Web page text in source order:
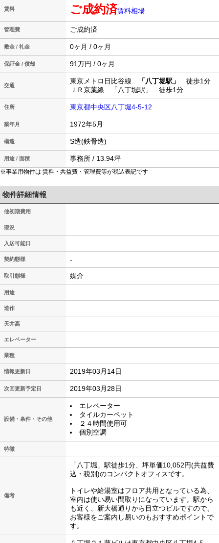
賃料 ご成約済賃料相場
管理費 ご成約済
敷金 / 礼金 0ヶ月 / 0ヶ月
保証金 / 償却 91万円 / 0ヶ月
交通
東京メトロ日比谷線 「八丁堀駅」
徒歩1分
ＪＲ京葉線 「八丁堀駅」 徒歩1分
住所 東京都中央区八丁堀4-5-12
築年月 1972年5月
構造 S造(鉄骨造)
用途 / 面積 事務所 / 13.94坪
※事業用物件は 賃料・共益費・管理費等が税込表記です
物件詳細情報
他初期費用
現況
入居可能日
契約態様 -
取引態様 媒介
用途
造作
天井高
エレベーター
業種
情報更新日 2019年03月14日
次回更新予定日 2019年03月28日
設備・条件・その他
エレベーター
タイルカーペット
２４時間使用可
個別空調
特徴
備考
「八丁堀」駅徒歩1分、坪単価10,052円(共益費
込・税別)のコンパクトオフィスです。
トイレや給湯室はフロア共用となっている為、
室内は使い易い間取りになっています。駅から
も近く、新大橋通りから目立つビルですので、
お客様をご案内し易いのもおすすめポイントで
す。